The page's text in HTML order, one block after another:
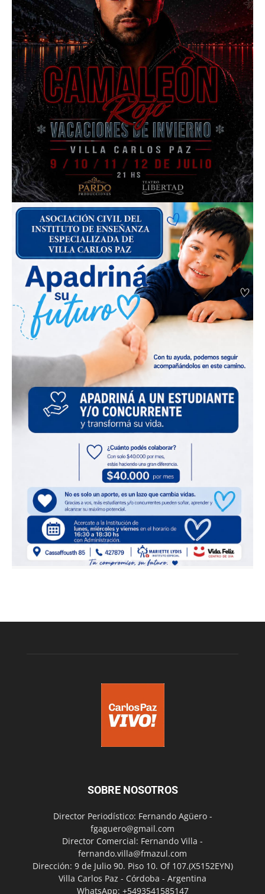
SOBRE NOSOTROS
Director Periodístico: Fernando Agüero -
fgaguero@gmail.com
Director Comercial: Fernando Villa -
fernando.villa@fmazul.com
Dirección: 9 de Julio 90. Piso 10. Of 107.(X5152EYN)
Villa Carlos Paz - Córdoba - Argentina
WhatsApp: +5493541585147